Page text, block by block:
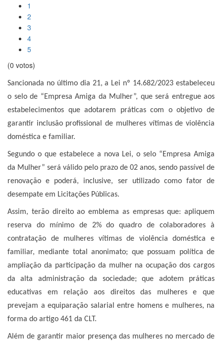
1
2
3
4
5
(0 votos)
Sancionada no último dia 21, a Lei nº 14.682/2023 estabeleceu
o selo de “Empresa Amiga da Mulher”, que será entregue aos
estabelecimentos que adotarem práticas com o objetivo de
garantir inclusão profissional de mulheres vítimas de violência
doméstica e familiar.
Segundo o que estabelece a nova Lei, o selo “Empresa Amiga
da Mulher” será válido pelo prazo de 02 anos, sendo passível de
renovação e poderá, inclusive, ser utilizado como fator de
desempate em Licitações Públicas.
Assim, terão direito ao emblema as empresas que: apliquem
reserva do mínimo de 2% do quadro de colaboradores à
contratação de mulheres vítimas de violência doméstica e
familiar, mediante total anonimato; que possuam política de
ampliação da participação da mulher na ocupação dos cargos
da alta administração da sociedade; que adotem práticas
educativas em relação aos direitos das mulheres e que
prevejam a equiparação salarial entre homens e mulheres, na
forma do artigo 461 da CLT.
Além de garantir maior presença das mulheres no mercado de